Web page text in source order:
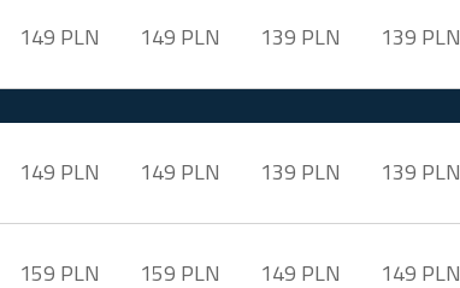
149 PLN 149 PLN 139 PLN 139 PLN
149 PLN 149 PLN 139 PLN 139 PLN
159 PLN 159 PLN 149 PLN 149 PLN